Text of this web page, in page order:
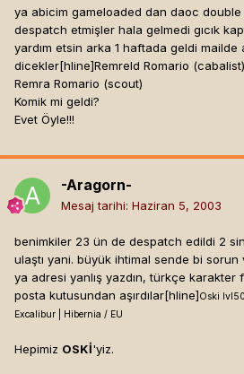
ya abicim gameloaded dan daoc double
despatch etmişler hala gelmedi gıcık
yardım etsin arka 1 haftada geldi mailde
dicekler[hline]Remreld Romario (cabalist)
Remra Romario (scout)
Komik mi geldi?
Evet Öyle!!!
-Aragorn-
Mesaj tarihi: Haziran 5, 2003
benimkiler 23 ün de despatch edildi 2
ulaştı yani. büyük ihtimal sende bi sorun
ya adresi yanlış yazdın, türkçe karakter
posta kutusundan aşırdılar[hline]Oski
Excalibur | Hibernia / EU
Hepimiz OSKİ'yiz.